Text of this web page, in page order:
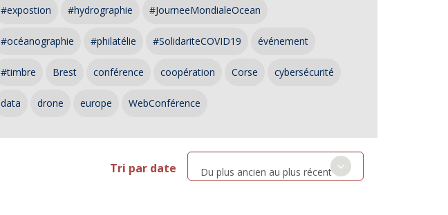
#expostion #hydrographie #JourneeMondialeOcean
#océanographie #philatélie #SolidariteCOVID19 événement
#timbre Brest conférence coopération Corse cybersécurité
data drone europe WebConférence
Tri par date Du plus ancien au plus récent